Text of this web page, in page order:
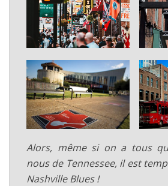
Alors, même si on a tous
nous de Tennessee, il est
Nashville Blues !